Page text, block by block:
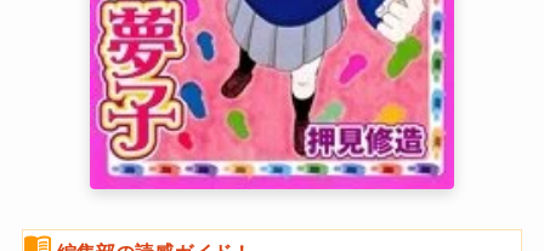
menu_book